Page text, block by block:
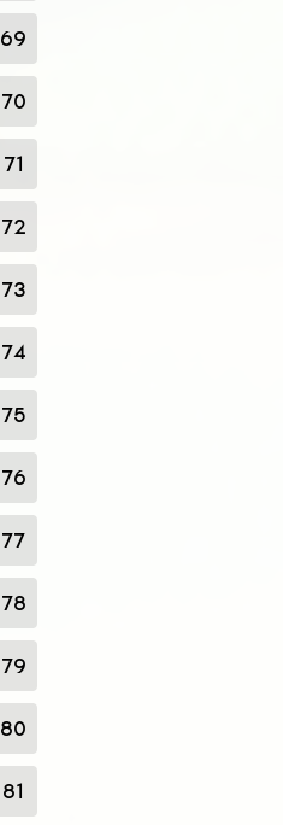
69
70
71
72
73
74
75
76
77
78
79
80
81